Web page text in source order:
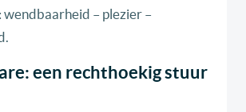
wendbaarheid – plezier –
een rechthoekig stuur